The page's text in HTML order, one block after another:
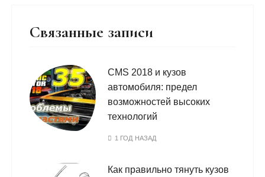
Связанные записи
CMS 2018 и кузов
автомобиля: предел
возможностей высоких
технологий
1 ГОД НАЗАД
Как правильно тянуть кузов